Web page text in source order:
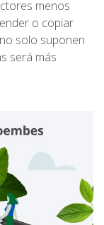
menos
o copiar
solo suponen
será más